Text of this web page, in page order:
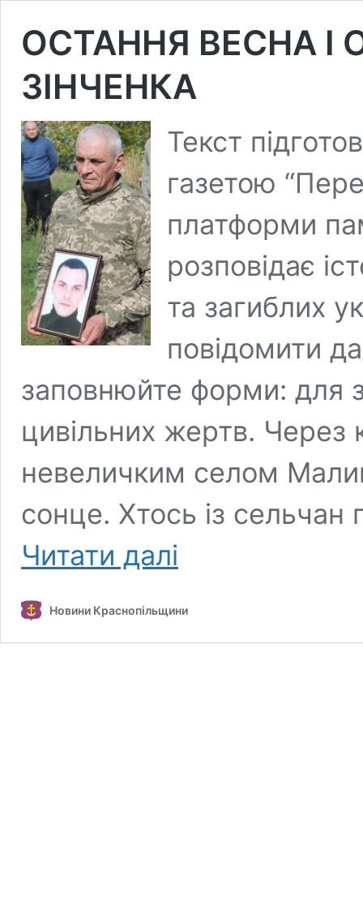
ОСТАННЯ ВЕСНА І
ЗІНЧЕНКА
Текст
газетою
платформи
розповідає
та загиблих
повідомити
заповнюйте форми: для
цивільних жертв. Через
невеличким селом
сонце. Хтось із
Читати далі
БІЙ
ЗІНЧЕНКА
Новини Краснопільщини